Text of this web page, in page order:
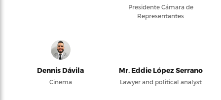
Presidente Cámara de
Representantes
Dennis Dávila
Cinema
Mr. Eddie López Serrano
Lawyer and political analyst